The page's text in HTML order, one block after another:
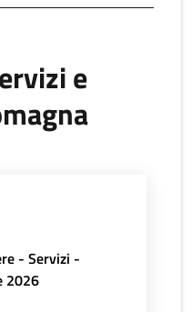
e
- Servizi -
2026